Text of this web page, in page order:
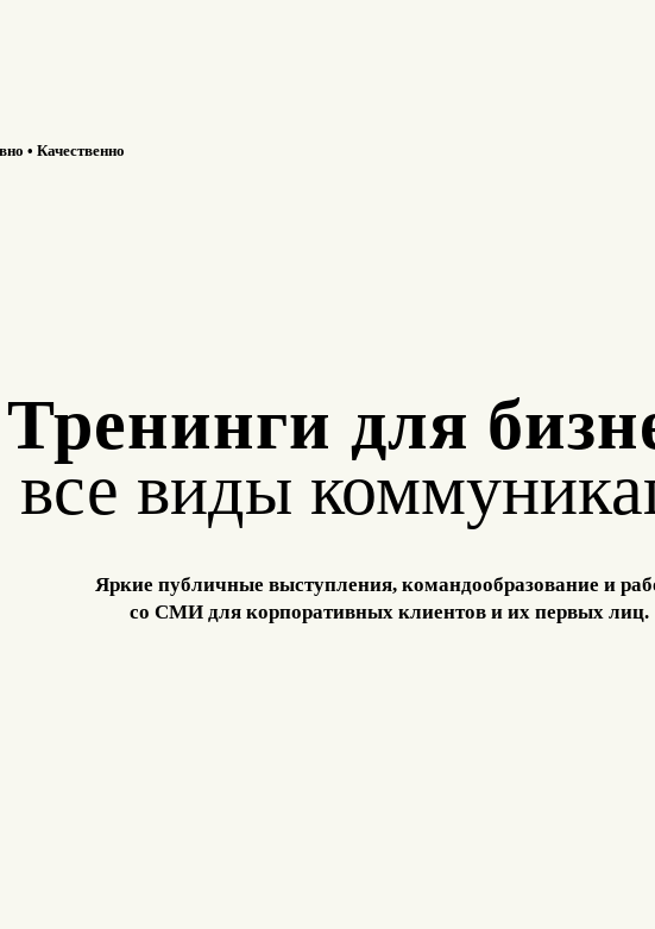
• Качественно
Тренинги для
все виды
Яркие публичные выступления, командообразование и
со СМИ для корпоративных клиентов и их первых лиц.